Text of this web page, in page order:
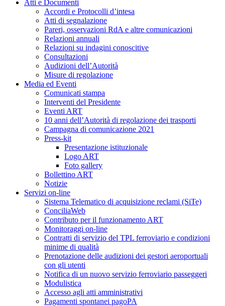
Atti e Documenti
Accordi e Protocolli d’intesa
Atti di segnalazione
Pareri, osservazioni RdA e altre comunicazioni
Relazioni annuali
Relazioni su indagini conoscitive
Consultazioni
Audizioni dell’Autorità
Misure di regolazione
Media ed Eventi
Comunicati stampa
Interventi del Presidente
Eventi ART
10 anni dell’Autorità di regolazione dei trasporti
Campagna di comunicazione 2021
Press-kit
Presentazione istituzionale
Logo ART
Foto gallery
Bollettino ART
Notizie
Servizi on-line
Sistema Telematico di acquisizione reclami (SiTe)
ConciliaWeb
Contributo per il funzionamento ART
Monitoraggi on-line
Contratti di servizio del TPL ferroviario e condizioni
minime di qualità
Prenotazione delle audizioni dei gestori aeroportuali
con gli utenti
Notifica di un nuovo servizio ferroviario passeggeri
Modulistica
Accesso agli atti amministrativi
Pagamenti spontanei pagoPA